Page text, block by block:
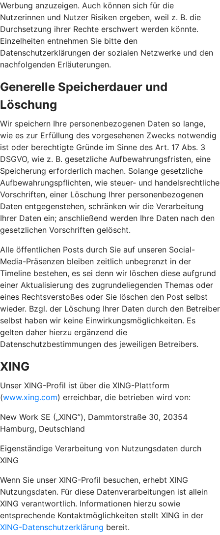
Werbung anzuzeigen. Auch können sich für die
Nutzerinnen und Nutzer Risiken ergeben, weil z. B. die
Durchsetzung ihrer Rechte erschwert werden könnte.
Einzelheiten entnehmen Sie bitte den
Datenschutzerklärungen der sozialen Netzwerke und den
nachfolgenden Erläuterungen.
Generelle Speicherdauer und
Löschung
Wir speichern Ihre personenbezogenen Daten so lange,
wie es zur Erfüllung des vorgesehenen Zwecks notwendig
ist oder berechtigte Gründe im Sinne des Art. 17 Abs. 3
DSGVO, wie z. B. gesetzliche Aufbewahrungsfristen, eine
Speicherung erforderlich machen. Solange gesetzliche
Aufbewahrungspflichten, wie steuer- und handelsrechtliche
Vorschriften, einer Löschung Ihrer personenbezogenen
Daten entgegenstehen, schränken wir die Verarbeitung
Ihrer Daten ein; anschließend werden Ihre Daten nach den
gesetzlichen Vorschriften gelöscht.
Alle öffentlichen Posts durch Sie auf unseren Social-
Media-Präsenzen bleiben zeitlich unbegrenzt in der
Timeline bestehen, es sei denn wir löschen diese aufgrund
einer Aktualisierung des zugrundeliegenden Themas oder
eines Rechtsverstoßes oder Sie löschen den Post selbst
wieder. Bzgl. der Löschung Ihrer Daten durch den Betreiber
selbst haben wir keine Einwirkungsmöglichkeiten. Es
gelten daher hierzu ergänzend die
Datenschutzbestimmungen des jeweiligen Betreibers.
XING
Unser XING-Profil ist über die XING-Plattform
(www.xing.com) erreichbar, die betrieben wird von:
New Work SE („XING”), Dammtorstraße 30, 20354
Hamburg, Deutschland
Eigenständige Verarbeitung von Nutzungsdaten durch
XING
Wenn Sie unser XING-Profil besuchen, erhebt XING
Nutzungsdaten. Für diese Datenverarbeitungen ist allein
XING verantwortlich. Informationen hierzu sowie
entsprechende Kontaktmöglichkeiten stellt XING in der
XING-Datenschutzerklärung bereit.